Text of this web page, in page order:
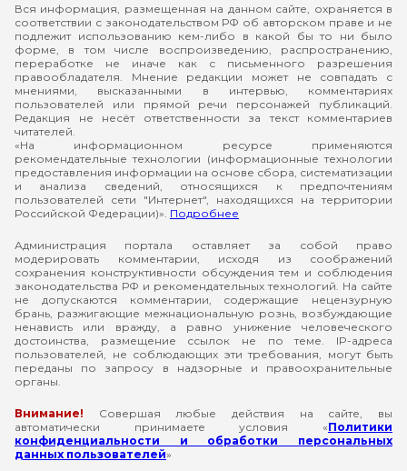
Вся информация, размещенная на данном сайте, охраняется в
соответствии с законодательством РФ об авторском праве и не
подлежит использованию кем-либо в какой бы то ни было
форме, в том числе воспроизведению, распространению,
переработке не иначе как с письменного разрешения
правообладателя. Мнение редакции может не совпадать с
мнениями, высказанными в интервью, комментариях
пользователей или прямой речи персонажей публикаций.
Редакция не несёт ответственности за текст комментариев
читателей.
«На информационном ресурсе применяются
рекомендательные технологии (информационные технологии
предоставления информации на основе сбора, систематизации
и анализа сведений, относящихся к предпочтениям
пользователей сети "Интернет", находящихся на территории
Российской Федерации)». Подробнее
Администрация портала оставляет за собой право
модерировать комментарии, исходя из соображений
сохранения конструктивности обсуждения тем и соблюдения
законодательства РФ и рекомендательных технологий. На сайте
не допускаются комментарии, содержащие нецензурную
брань, разжигающие межнациональную рознь, возбуждающие
ненависть или вражду, а равно унижение человеческого
достоинства, размещение ссылок не по теме. IP-адреса
пользователей, не соблюдающих эти требования, могут быть
переданы по запросу в надзорные и правоохранительные
органы.
Внимание! Совершая любые действия на сайте, вы
автоматически принимаете условия «Политики
конфиденциальности и обработки персональных
данных пользователей»